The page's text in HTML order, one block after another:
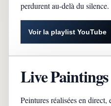
perdurent au-delà du silence.
Voir la playlist YouTube
Live Paintings
Peintures réalisées en direct,